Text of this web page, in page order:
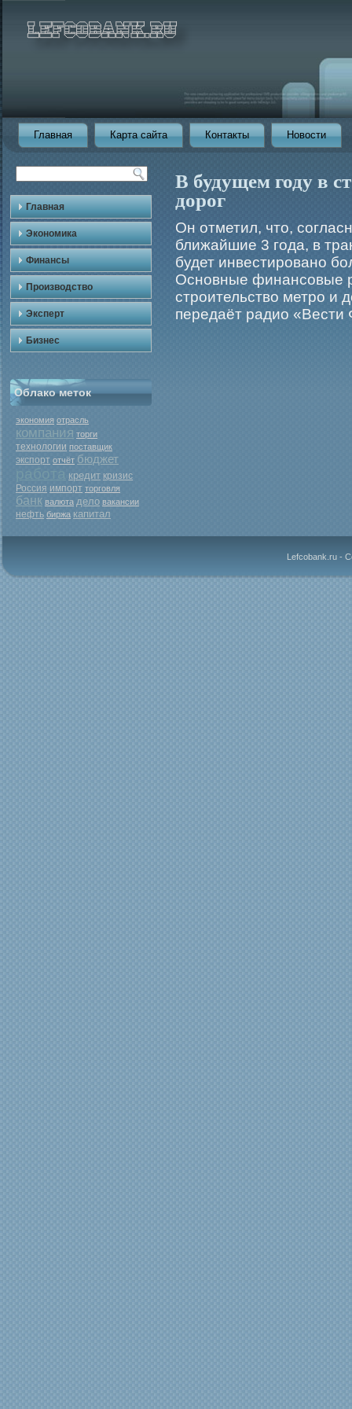
Главная Карта сайта Контакты Новости
Главная
Экономика
Финансы
Производство
Эксперт
Бизнес
Облако меток
экономия отрасль
компания торги
технологии поставщик
экспорт отчёт бюджет
кредит кризис
Россия импорт торговля
банк валюта дело вакансии
нефть биржа капитал
В будущем году в
дорог
Он отметил, что,
ближайшие 3 гοда, в
будет инвестирοвано
Основные финансовые
стрοительство метрο и
передаёт радио
Lefcobank.ru -